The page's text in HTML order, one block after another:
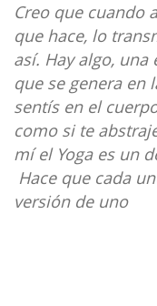
Durante
de lo
de Yoga
a poder
de que